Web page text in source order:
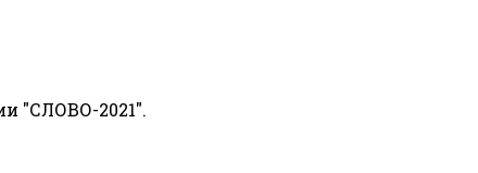
"СЛОВО-2021".